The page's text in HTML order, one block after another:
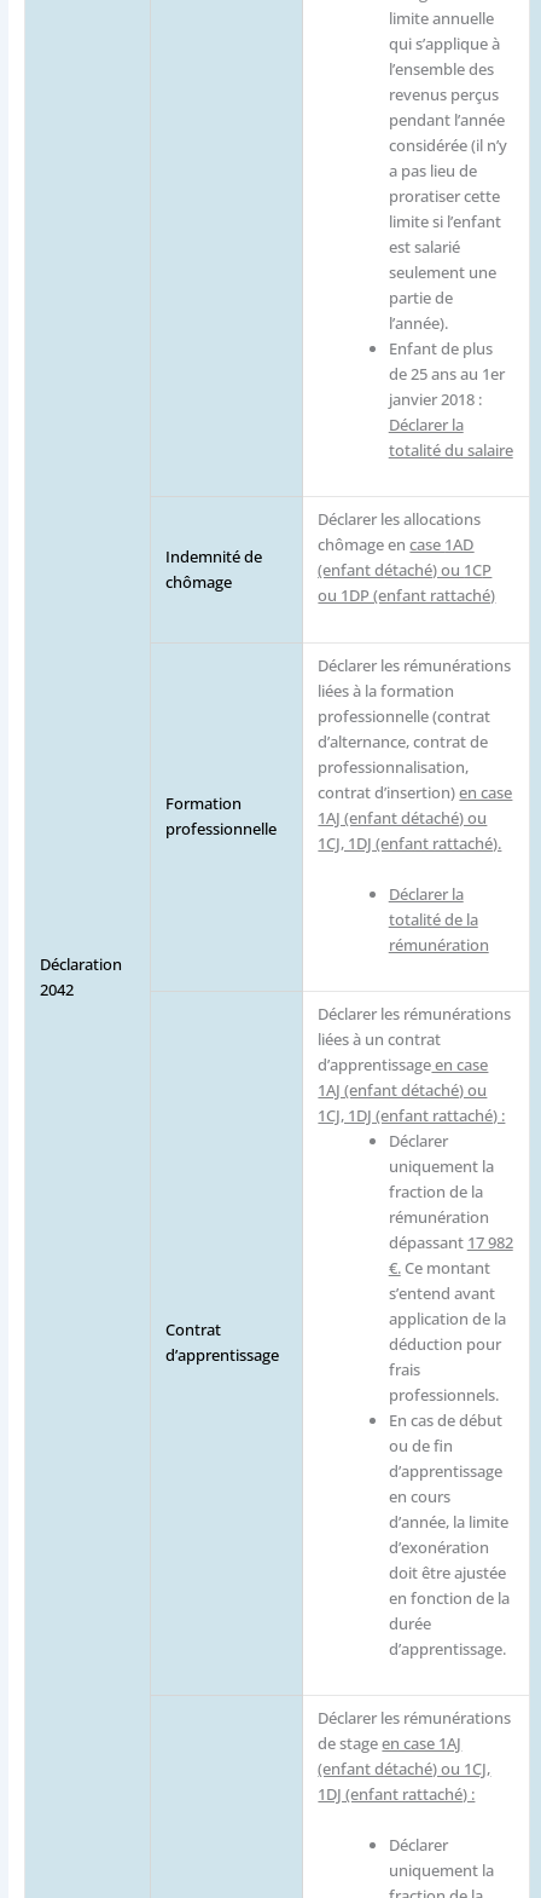
Déclaration
2042
limite annuelle
qui s’applique à
l’ensemble des
revenus perçus
pendant l’année
considérée (il n’y
a pas lieu de
proratiser cette
limite si l’enfant
est salarié
seulement une
partie de
l’année).
Enfant de plus
de 25 ans au 1er
janvier 2018 :
Déclarer la
totalité du salaire
Indemnité de
chômage
Déclarer les allocations
chômage encase 1AD
(enfant détaché) ou 1CP
ou 1DP (enfant rattaché)
Formation
professionnelle
Déclarer les rémunérations
liées à la formation
professionnelle (contrat
d’alternance, contrat de
professionnalisation,
contrat d’insertion)en case
1AJ (enfant détaché) ou
1CJ, 1DJ (enfant rattaché).
Déclarer la
totalité de la
rémunération
Contrat
d’apprentissage
Déclarer les rémunérations
liées à un contrat
d’apprentissageen case
1AJ (enfant détaché) ou
1CJ, 1DJ (enfant rattaché) :
Déclarer
uniquement la
fraction de la
rémunération
dépassant 17 982
€.Ce montant
s’entend avant
application de la
déduction pour
frais
professionnels.
En cas de début
ou de fin
d’apprentissage
en cours
d’année, la limite
d’exonération
doit être ajustée
en fonction de la
durée
d’apprentissage.
Déclarer les rémunérations
de stageen case 1AJ
(enfant détaché) ou 1CJ,
1DJ (enfant rattaché) :
Déclarer
uniquement la